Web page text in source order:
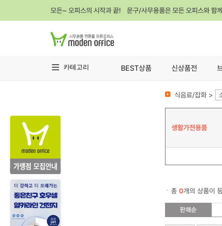
모든~ 오피스의 시작과 끝! 문구/사무용품은 모든 오피스와 함
카테고리 BEST상품 신상품전
식음료/잡화 >
생활가전용품
총 0개의 상품이